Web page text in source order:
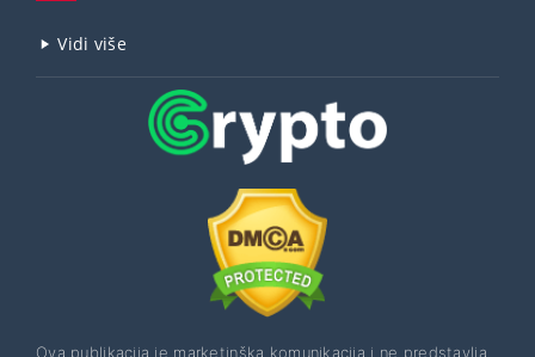
Vidi više
Ova publikacija je marketinška komunikacija i ne predstavlja